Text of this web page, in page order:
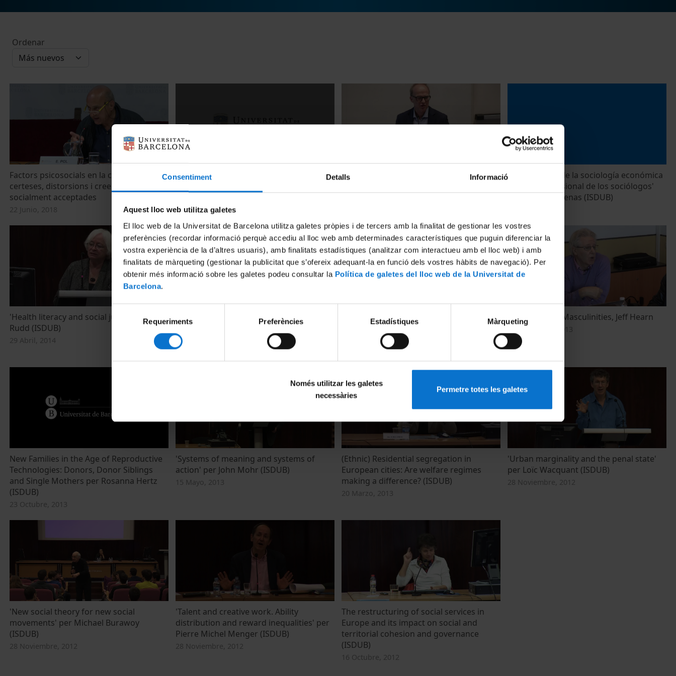
Consentiment Detalls Informació
Aquest lloc web utilitza galetes
El lloc web de la Universitat de Barcelona utilitza galetes pròpies i de tercers amb la finalitat de gestionar les vostres
preferències (recordar informació perquè accediu al lloc web amb determinades característiques que puguin diferenciar la
vostra experiència de la d’altres usuaris), amb finalitats estadístiques (analitzar com interactueu amb el lloc web) i amb
finalitats de màrqueting (gestionar la publicitat que s’ofereix adequant-la en funció dels vostres hàbits de navegació). Per
obtenir més informació sobre les galetes podeu consultar la Política de galetes del lloc web de la Universitat de
Barcelona.
de
consentiment
Requeriments Preferències Estadístiques Màrqueting
Només utilitzar les galetes
necessàries
Permetre totes les galetes
Ordenar
Factors psicosocials en la construcció de
certeses, distorsions i creences errònies
socialment acceptades
22 Junio, 2018
Interrogating Racialized Masculinities.
'Inequality and Urban Diversity: Different
'La aplicación de la sociología económica
a la vida profesional de los sociólogos'
por Julián Cárdenas (ISDUB)
'Health literacy and social justice' by Rima
Rudd (ISDUB)
29 Abril, 2014
'A sociology of urban governance: what is
governed and not governed in large
metropolis' by Patrick le Galès
9 Abril, 2014
The Dark Side of Democracy: Nation,
Nationalism and the Identity of the
Peoples per Ivor Chipkin (ISDUB)
11 Diciembre, 2013
Transnational Masculinities, Jeff Hearn
New Families in the Age of Reproductive
Technologies: Donors, Donor Siblings
and Single Mothers per Rosanna Hertz
(ISDUB)
23 Octubre, 2013
'Systems of meaning and systems of
action' per John Mohr (ISDUB)
15 Mayo, 2013
(Ethnic) Residential segregation in
European cities: Are welfare regimes
making a difference? (ISDUB)
20 Marzo, 2013
'Urban marginality and the penal state'
per Loïc Wacquant (ISDUB)
28 Noviembre, 2012
'New social theory for new social
movements' per Michael Burawoy
(ISDUB)
28 Noviembre, 2012
'Talent and creative work. Ability
distribution and reward inequalities' per
Pierre Michel Menger (ISDUB)
28 Noviembre, 2012
The restructuring of social services in
Europe and its impact on social and
territorial cohesion and governance
(ISDUB)
16 Octubre, 2012